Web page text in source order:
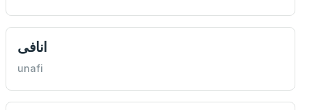
انافی
unafi